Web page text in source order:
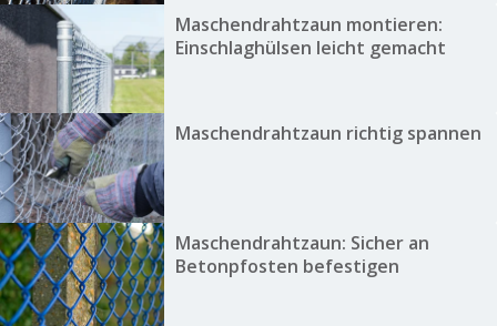
Maschendrahtzaun montieren:
Einschlaghülsen leicht gemacht
Maschendrahtzaun richtig spannen
Maschendrahtzaun: Sicher an
Betonpfosten befestigen